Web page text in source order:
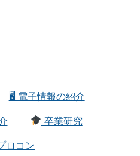
🖥 電子情報の紹介
卒業研究
ロコン